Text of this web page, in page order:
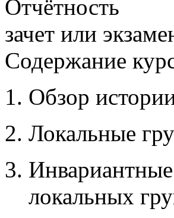
Отчётность
зачет или
Содержание
Обзор
Локальные
локальных